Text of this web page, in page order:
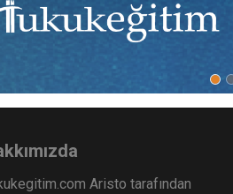
Ekibinize, Hukuk
sınırsız erişim imkanı
Aristo tarafından